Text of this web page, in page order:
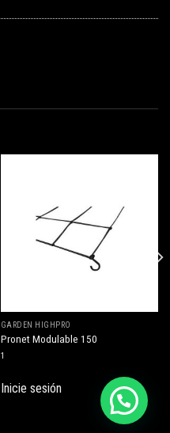
GARDEN HIGHPRO
Pronet Modulable 150
1
Inicie sesión